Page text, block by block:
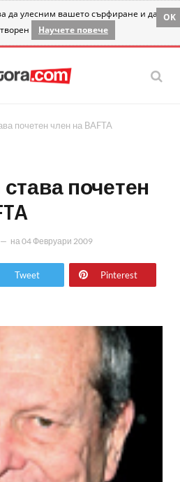
да улесним вашето сърфиране и да
Научете повече
OK
почетен член на BAFTA
почетен
на04 Февруари 2009
Tweet Pinterest